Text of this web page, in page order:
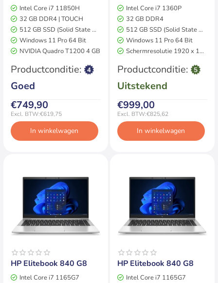
Grafisch Pro
2 jaar garantie
Intel Core i7 11850H
32 GB DDR4 | TOUCH
512 GB SSD (Solid State Drive)
Windows 11 Pro 64 Bit
NVIDIA Quadro T1200 4 GB
€749,90
Excl. BTW:€619,75
Productconditie:
Goed
In winkelwagen
2 jaar garantie
Intel Core i7 1360P
32 GB DDR4
512 GB SSD (Solid State Drive)
Windows 11 Pro 64 Bit
Schermresolutie 1920 x 1200
€999,00
Excl. BTW:€825,62
Productconditie:
Uitstekend
In winkelwagen
Op voorraad
HP Elitebook 840 G8
Intel Core i7 1165G7
Op voorraad
HP Elitebook 840 G8
Intel Core i7 1165G7